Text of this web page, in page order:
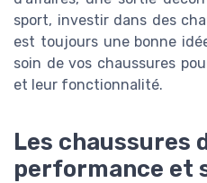
sport, investir dans des
est toujours une bonne
soin de vos chaussures
et leur fonctionnalité.
Les chaussures
performance et